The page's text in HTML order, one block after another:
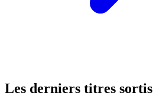
Les derniers titres sortis